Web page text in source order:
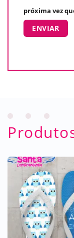
próxima vez